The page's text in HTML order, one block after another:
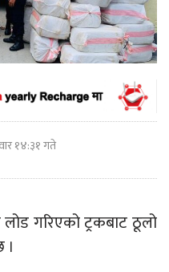
१४:३१ गते
लोड गरिएको ट्रकबाट ठूलो